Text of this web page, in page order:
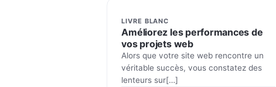
LIVRE BLANC
Améliorez les performances de
vos projets web
Alors que votre site web rencontre un
véritable succès, vous constatez des
lenteurs sur[…]